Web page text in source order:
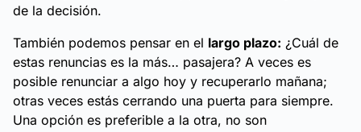
de la decisión.
También podemos pensar en el largo plazo: ¿Cuál de
estas renuncias es la más… pasajera? A veces es
posible renunciar a algo hoy y recuperarlo mañana;
otras veces estás cerrando una puerta para siempre.
Una opción es preferible a la otra, no son